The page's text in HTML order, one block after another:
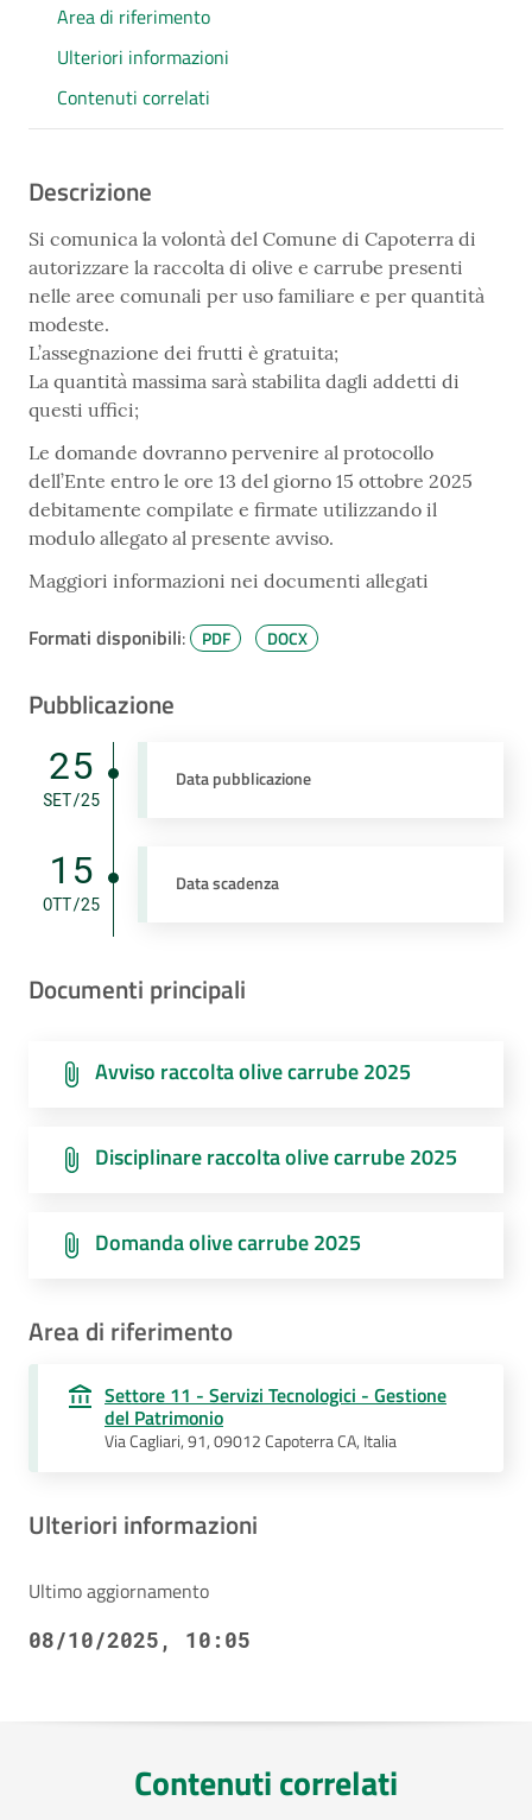
Area di riferimento
Ulteriori informazioni
Contenuti correlati
Descrizione
Si comunica la volontà del Comune di Capoterra di
autorizzare la raccolta di olive e carrube presenti
nelle aree comunali per uso familiare e per quantità
modeste.
L’assegnazione dei frutti è gratuita;
La quantità massima sarà stabilita dagli addetti di
questi uffici;
Le domande dovranno pervenire al protocollo
dell’Ente entro le ore 13 del giorno 15 ottobre 2025
debitamente compilate e firmate utilizzando il
modulo allegato al presente avviso.
Maggiori informazioni nei documenti allegati
Formati disponibili: PDF DOCX
Pubblicazione
25
SET/25
Data pubblicazione
15
OTT/25
Data scadenza
Documenti principali
Avviso raccolta olive carrube 2025
Disciplinare raccolta olive carrube 2025
Domanda olive carrube 2025
Area di riferimento
Settore 11 - Servizi Tecnologici - Gestione
del Patrimonio
Via Cagliari, 91, 09012 Capoterra CA, Italia
Ulteriori informazioni
Ultimo aggiornamento
08/10/2025, 10:05
Contenuti correlati